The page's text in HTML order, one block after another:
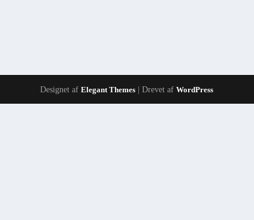
Designet afElegant Themes | Drevet afWordPress